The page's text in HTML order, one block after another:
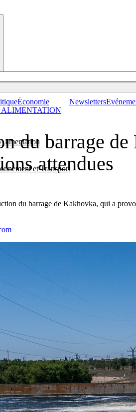
et Transport
Économie Newsletters
du barrage
attendues
du barrage de Kakhovka, qui a